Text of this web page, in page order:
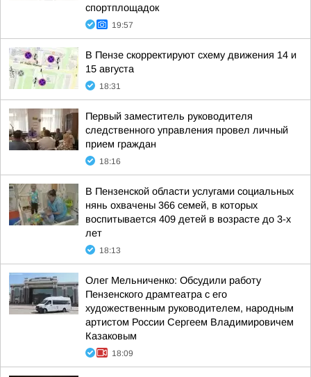
спортплощадок
19:57
В Пензе скорректируют схему движения 14 и
15 августа
18:31
Первый заместитель руководителя
следственного управления провел личный
прием граждан
18:16
В Пензенской области услугами социальных
нянь охвачены 366 семей, в которых
воспитывается 409 детей в возрасте до 3-х
лет
18:13
Олег Мельниченко: Обсудили работу
Пензенского драмтеатра с его
художественным руководителем, народным
артистом России Сергеем Владимировичем
Казаковым
18:09